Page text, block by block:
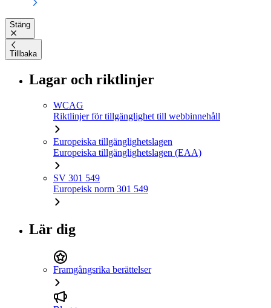
Stäng
Tillbaka
Lagar och riktlinjer
WCAG
Riktlinjer för tillgänglighet till webbinnehåll
Europeiska tillgänglighetslagen
Europeiska tillgänglighetslagen (EAA)
SV 301 549
Europeisk norm 301 549
Lär dig
Framgångsrika berättelser